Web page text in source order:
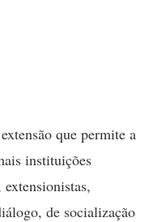
que permite a
instituições
de socialização